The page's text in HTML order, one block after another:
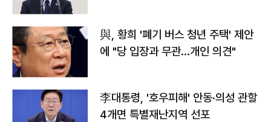
與, 황희 '폐기 버스 청년 주택' 제안
에 "당 입장과 무관…개인 의견"
李대통령, '호우피해' 안동·의성 관할
4개면 특별재난지역 선포